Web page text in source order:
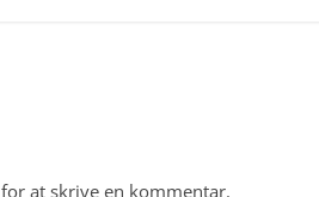
for at skrive en kommentar.